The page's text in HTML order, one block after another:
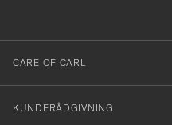
dig
till
vårt
nyhetsbrev!
CARE OF CARL
KUNDERÅDGIVNING